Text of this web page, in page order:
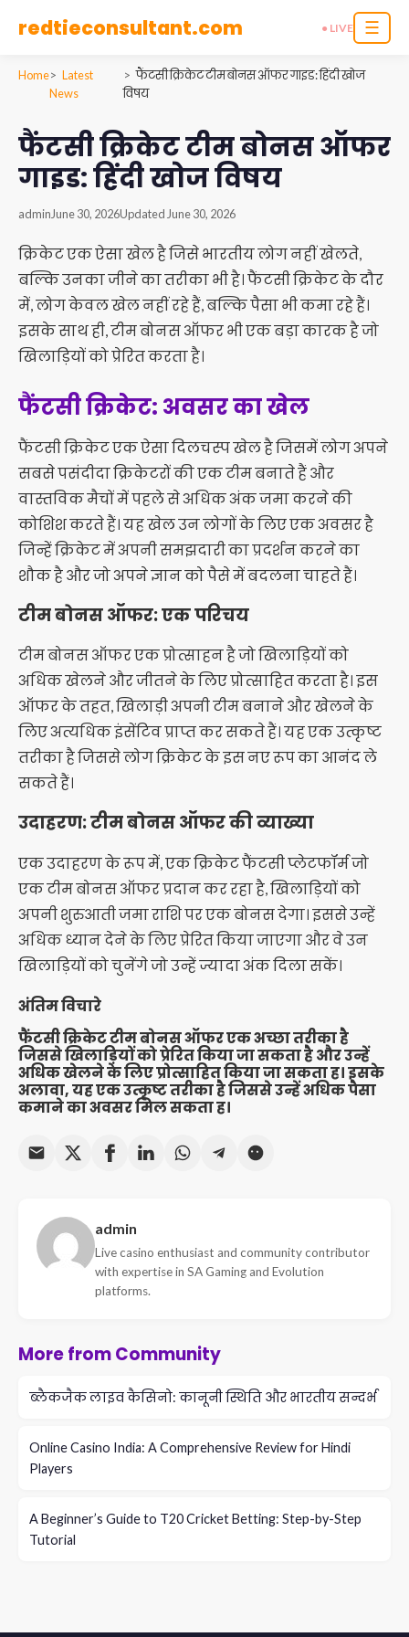
redtieconsultant.com ● LIVE ☰
Home
Latest
News
फैंटसी क्रिकेट टीम बोनस ऑफर गाइड: हिंदी खोज
विषय
फैंटसी क्रिकेट टीम बोनस ऑफर
गाइड: हिंदी खोज विषय
adminJune 30, 2026Updated June 30, 2026
क्रिकेट एक ऐसा खेल है जिसे भारतीय लोग नहीं खेलते,
बल्कि उनका जीने का तरीका भी है। फैंटसी क्रिकेट के दौर
में, लोग केवल खेल नहीं रहे हैं, बल्कि पैसा भी कमा रहे हैं।
इसके साथ ही, टीम बोनस ऑफर भी एक बड़ा कारक है जो
खिलाड़ियों को प्रेरित करता है।
फैंटसी क्रिकेट: अवसर का खेल
फैंटसी क्रिकेट एक ऐसा दिलचस्प खेल है जिसमें लोग अपने
सबसे पसंदीदा क्रिकेटरों की एक टीम बनाते हैं और
वास्तविक मैचों में पहले से अधिक अंक जमा करने की
कोशिश करते हैं। यह खेल उन लोगों के लिए एक अवसर है
जिन्हें क्रिकेट में अपनी समझदारी का प्रदर्शन करने का
शौक है और जो अपने ज्ञान को पैसे में बदलना चाहते हैं।
टीम बोनस ऑफर: एक परिचय
टीम बोनस ऑफर एक प्रोत्साहन है जो खिलाड़ियों को
अधिक खेलने और जीतने के लिए प्रोत्साहित करता है। इस
ऑफर के तहत, खिलाड़ी अपनी टीम बनाने और खेलने के
लिए अत्यधिक इंसेंटिव प्राप्त कर सकते हैं। यह एक उत्कृष्ट
तरीका है जिससे लोग क्रिकेट के इस नए रूप का आनंद ले
सकते हैं।
उदाहरण: टीम बोनस ऑफर की व्याख्या
एक उदाहरण के रूप में, एक क्रिकेट फैंटसी प्लेटफॉर्म जो
एक टीम बोनस ऑफर प्रदान कर रहा है, खिलाड़ियों को
अपनी शुरुआती जमा राशि पर एक बोनस देगा। इससे उन्हें
अधिक ध्यान देने के लिए प्रेरित किया जाएगा और वे उन
खिलाड़ियों को चुनेंगे जो उन्हें ज्यादा अंक दिला सकें।
अंतिम विचारे
फैंटसी क्रिकेट टीम बोनस ऑफर एक अच्छा तरीका है
जिससे खिलाड़ियों को प्रेरित किया जा सकता है और उन्हें
अधिक खेलने के लिए प्रोत्साहित किया जा सकता ह। इसके
अलावा, यह एक उत्कृष्ट तरीका है जिससे उन्हें अधिक पैसा
कमाने का अवसर मिल सकता ह।
admin
Live casino enthusiast and community contributor
with expertise in SA Gaming and Evolution
platforms.
More from Community
ब्लैकजैक लाइव कैसिनो: कानूनी स्थिति और भारतीय सन्दर्भ
Online Casino India: A Comprehensive Review for Hindi
Players
A Beginner’s Guide to T20 Cricket Betting: Step-by-Step
Tutorial